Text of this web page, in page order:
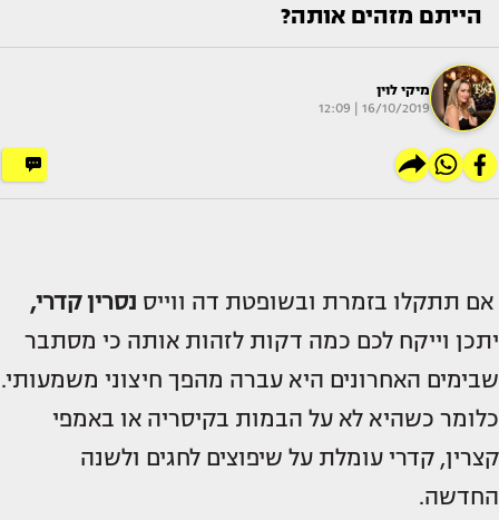
הייתם מזהים אותה?
מיקי לוין
16/10/2019 | 12:09
אם תתקלו בזמרת ובשופטת דה ווייס נסרין קדרי,
יתכן וייקח לכם כמה דקות לזהות אותה כי מסתבר
שבימים האחרונים היא עברה מהפך חיצוני משמעותי.
כלומר כשהיא לא על הבמות בקיסריה או באמפי
קצרין, קדרי עומלת על שיפוצים לחגים ולשנה
החדשה.